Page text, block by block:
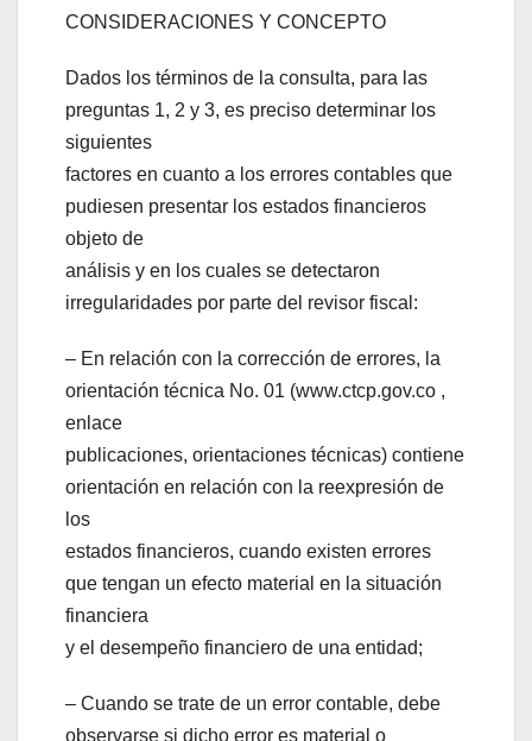
CONSIDERACIONES Y CONCEPTO
Dados los términos de la consulta, para las
preguntas 1, 2 y 3, es preciso determinar los
siguientes
factores en cuanto a los errores contables que
pudiesen presentar los estados financieros
objeto de
análisis y en los cuales se detectaron
irregularidades por parte del revisor fiscal:
– En relación con la corrección de errores, la
orientación técnica No. 01 (www.ctcp.gov.co ,
enlace
publicaciones, orientaciones técnicas) contiene
orientación en relación con la reexpresión de
los
estados financieros, cuando existen errores
que tengan un efecto material en la situación
financiera
y el desempeño financiero de una entidad;
– Cuando se trate de un error contable, debe
observarse si dicho error es material o